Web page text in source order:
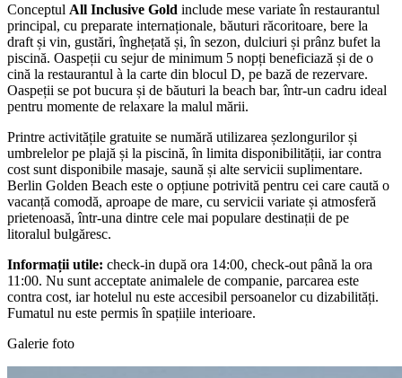
Conceptul All Inclusive Gold include mese variate în restaurantul
principal, cu preparate internaționale, băuturi răcoritoare, bere la
draft și vin, gustări, înghețată și, în sezon, dulciuri și prânz bufet la
piscină. Oaspeții cu sejur de minimum 5 nopți beneficiază și de o
cină la restaurantul à la carte din blocul D, pe bază de rezervare.
Oaspeții se pot bucura și de băuturi la beach bar, într-un cadru ideal
pentru momente de relaxare la malul mării.
Printre activitățile gratuite se numără utilizarea șezlongurilor și
umbrelelor pe plajă și la piscină, în limita disponibilității, iar contra
cost sunt disponibile masaje, saună și alte servicii suplimentare.
Berlin Golden Beach este o opțiune potrivită pentru cei care caută o
vacanță comodă, aproape de mare, cu servicii variate și atmosferă
prietenoasă, într-una dintre cele mai populare destinații de pe
litoralul bulgăresc.
Informații utile: check-in după ora 14:00, check-out până la ora
11:00. Nu sunt acceptate animalele de companie, parcarea este
contra cost, iar hotelul nu este accesibil persoanelor cu dizabilități.
Fumatul nu este permis în spațiile interioare.
Galerie foto